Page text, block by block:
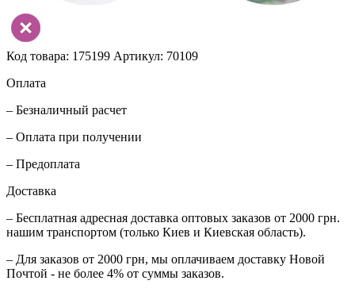
Код товара: 175199 Артикул: 70109
Оплата
– Безналичный расчет
– Оплата при получении
– Предоплата
Доставка
– Бесплатная адресная доставка оптовых заказов от 2000 грн.
нашим транспортом (только Киев и Киевская область).
– Для заказов от 2000 грн, мы оплачиваем доставку Новой
Почтой - не более 4% от суммы заказов.